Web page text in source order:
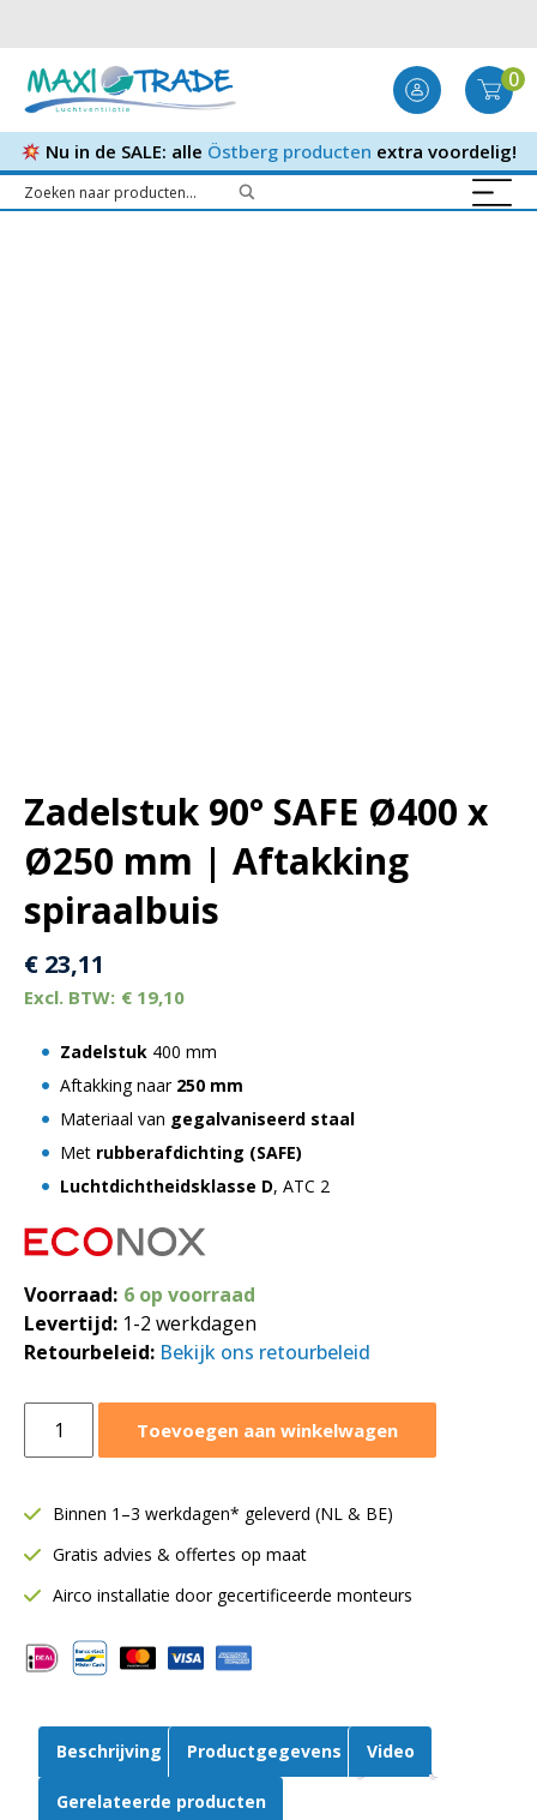
0
Nu in de SALE: alle Östberg producten extra voordelig!
Zadelstuk 90° SAFE Ø400 x
Ø250 mm | Aftakking
spiraalbuis
€ 23,11
€ 19,10
Zadelstuk 400 mm
Aftakking naar 250 mm
Materiaal van gegalvaniseerd staal
Met rubberafdichting (SAFE)
Luchtdichtheidsklasse D, ATC 2
Voorraad: 6 op voorraad
Levertijd: 1-2 werkdagen
Retourbeleid: Bekijk ons retourbeleid
Ø400
Ø250
mm
Aftakking
spiraalbuis
Toevoegen aan winkelwagen
Binnen 1–3 werkdagen* geleverd (NL & BE)
Gratis advies & offertes op maat
Airco installatie door gecertificeerde monteurs
Beschrijving Productgegevens Video
Gerelateerde producten